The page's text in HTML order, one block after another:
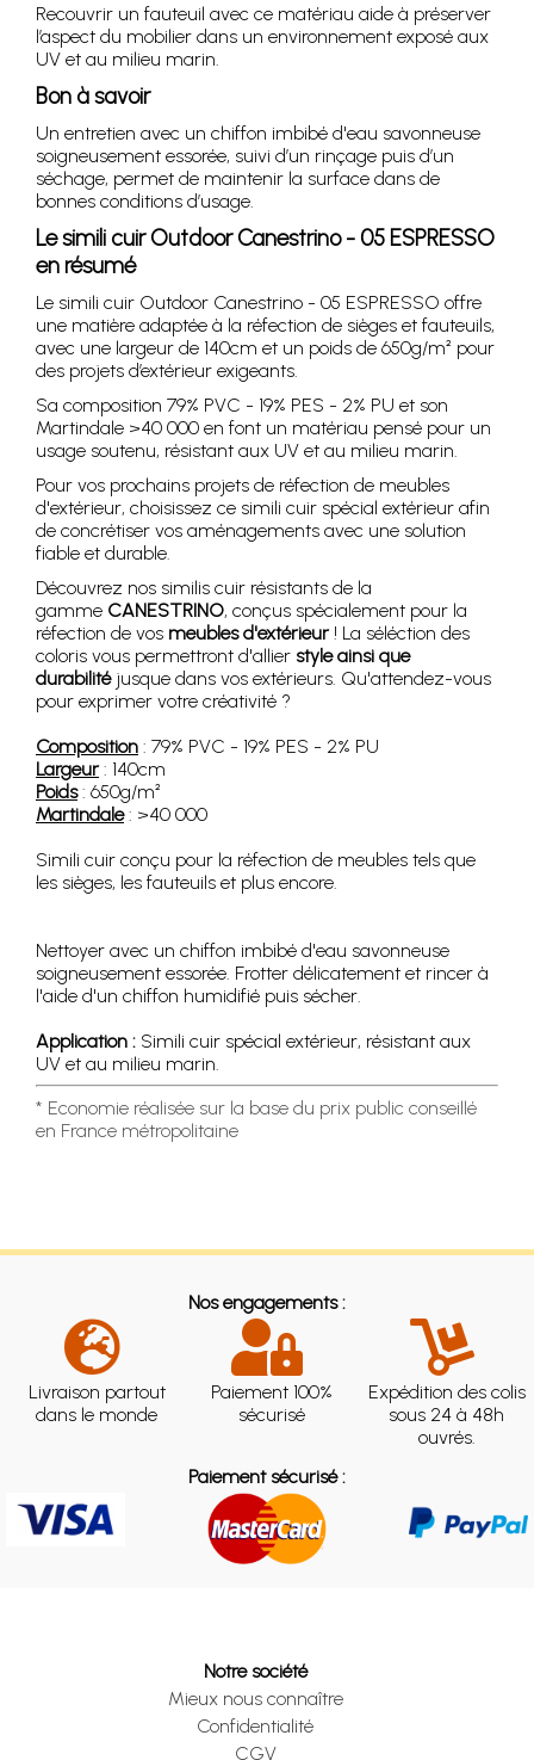
Recouvrir un fauteuil avec ce matériau aide à préserver
l’aspect du mobilier dans un environnement exposé aux
UV et au milieu marin.
Bon à savoir
Un entretien avec un chiffon imbibé d'eau savonneuse
soigneusement essorée, suivi d’un rinçage puis d’un
séchage, permet de maintenir la surface dans de
bonnes conditions d’usage.
Le simili cuir Outdoor Canestrino - 05 ESPRESSO
en résumé
Le simili cuir Outdoor Canestrino - 05 ESPRESSO offre
une matière adaptée à la réfection de sièges et fauteuils,
avec une largeur de 140cm et un poids de 650g/m² pour
des projets d’extérieur exigeants.
Sa composition 79% PVC - 19% PES - 2% PU et son
Martindale >40 000 en font un matériau pensé pour un
usage soutenu, résistant aux UV et au milieu marin.
Pour vos prochains projets de réfection de meubles
d'extérieur, choisissez ce simili cuir spécial extérieur afin
de concrétiser vos aménagements avec une solution
fiable et durable.
Découvrez nos similis cuir résistants de la
gamme CANESTRINO, conçus spécialement pour la
réfection de vos meubles d'extérieur ! La séléction des
coloris vous permettront d'allier style ainsi que
durabilitéjusque dans vos extérieurs. Qu'attendez-vous
pour exprimer votre créativité ?
Composition : 79% PVC - 19% PES - 2% PU
Largeur: 140cm
Poids: 650g/m²
Martindale: >40 000
Simili cuir conçu pour la réfection de meubles tels que
les sièges, les fauteuils et plus encore.
Nettoyer avec un chiffon imbibé d'eau savonneuse
soigneusement essorée. Frotter délicatement et rincer à
l'aide d'un chiffon humidifié puis sécher.
Application : Simili cuir spécial extérieur, résistant aux
UV et au milieu marin.
* Economie réalisée sur la base du prix public conseillé
en France métropolitaine
Nos engagements :
Livraison partout
dans le monde
Paiement 100%
sécurisé
Expédition des colis
sous 24 à 48h
ouvrés.
Paiement sécurisé :
Notre société
Mieux nous connaître
Confidentialité
CGV